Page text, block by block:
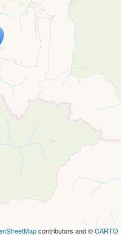
geladen …
deine
wurde,
Dateien.
contributors and ©CARTO